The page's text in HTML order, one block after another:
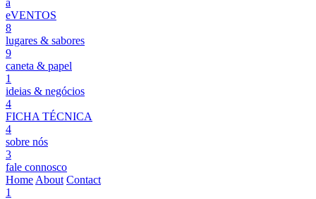
a
eVENTOS
8
lugares & sabores
9
caneta & papel
1
ideias & negócios
4
FICHA TÉCNICA
4
sobre nós
3
fale connosco
Home About Contact
1